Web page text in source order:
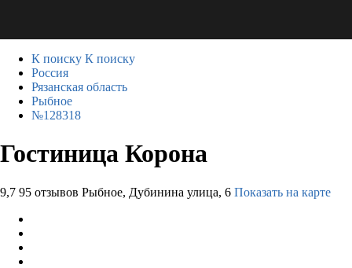
К поиску К поиску
Россия
Рязанская область
Рыбное
№128318
Гостиница Корона
9,7 95 отзывов Рыбное, Дубинина улица, 6 Показать на карте